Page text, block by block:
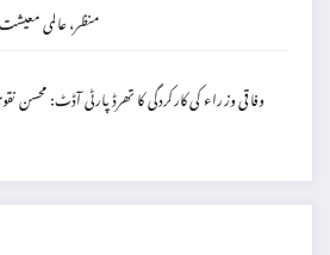
منظر، عالمی
وفاقی وزراء کی کارکردگی کا تھرڈ پارٹی آڈٹ: محسن